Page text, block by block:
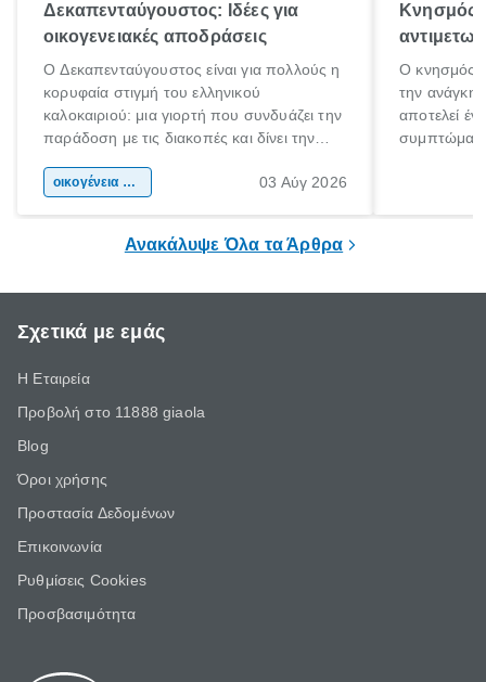
Δεκαπενταύγουστος: Ιδέες για
οικογενειακές αποδράσεις
Ο Δεκαπενταύγουστος είναι για πολλούς η
κορυφαία στιγμή του ελληνικού
καλοκαιριού: μια γιορτή που συνδυάζει την
παράδοση με τις διακοπές και δίνει την
χώρας. Είτε πρόκειται για λίγες μέρες
οικογένεια & παιδί 03 Αύγ 2026
Κνησμός:
Ο κνησμός
την ανάγκη
αποτελεί
Ανακάλυψε Όλα τα Άρθρα
Σχετικά με εμάς
Η Εταιρεία
Προβολή στο 11888 giaola
Blog
Όροι χρήσης
Προστασία Δεδομένων
Επικοινωνία
Ρυθμίσεις Cookies
Προσβασιμότητα